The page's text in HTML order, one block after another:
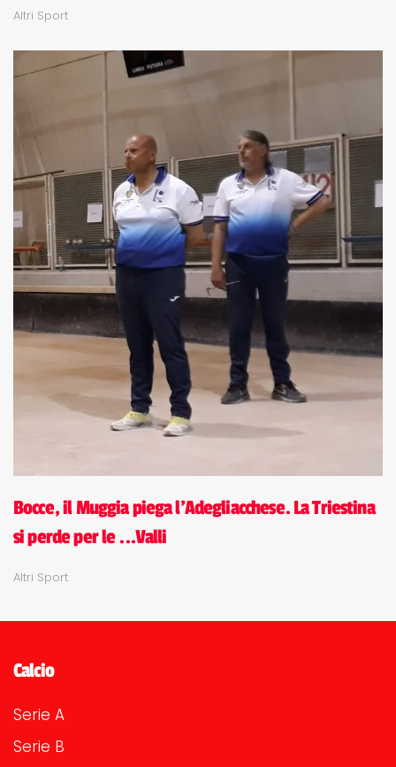
Altri Sport
Bocce, il Muggia piega l'Adegliacchese. La Triestina
si perde per le ...Valli
Altri Sport
Calcio
Serie A
Serie B